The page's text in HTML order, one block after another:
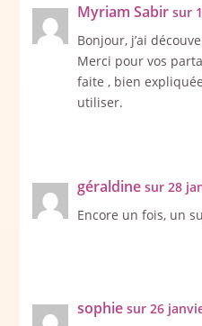
Myriam Sabir sur
Bonjour, j’ai
Merci pour vos
faite , bien
utiliser.
géraldine sur 28
Encore un fois, un
sophie sur 26